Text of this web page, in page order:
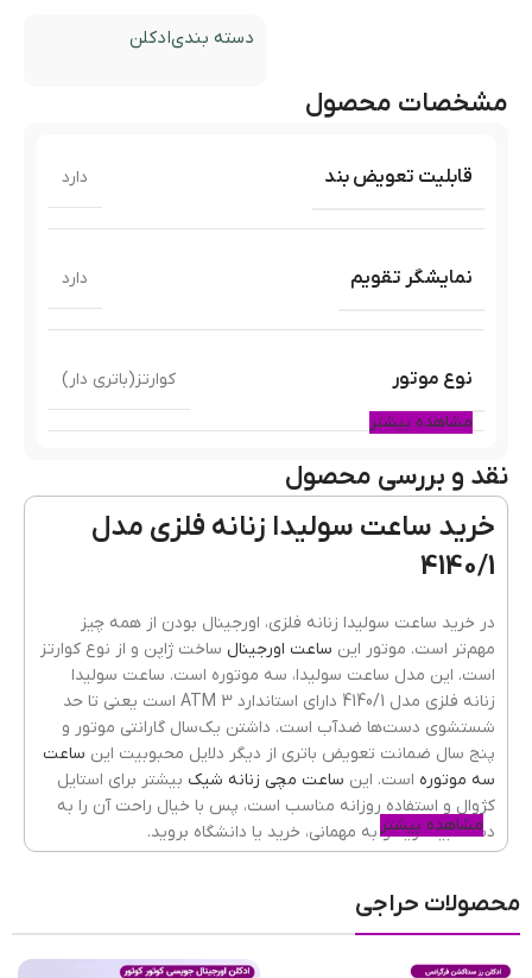
دسته بندیادکلن
مشخصات محصول
قابلیت تعویض بند دارد
نمایشگر تقویم دارد
نوع موتور کوارتز(باتری دار)
رنگ قاب
جنس قاب
رنگ بند نقره ای طلایی
جنسیت ساعت زنانه
مشاهده بیشتر
نقد و بررسی محصول
خرید ساعت سولیدا زنانه فلزی مدل
4140/1
در خرید ساعت سولیدا زنانه فلزی، اورجینال بودن از همه چیز
مهم‌تر است. موتور این ساعت اورجینال ساخت ژاپن و از نوع کوارتز
است. این مدل ساعت سولیدا، سه موتوره است. ساعت سولیدا
زنانه فلزی مدل 4140/1 دارای استاندارد 3 ATM است یعنی تا حد
شستشوی دست‌ها ضدآب است. داشتن یک‌سال گارانتی موتور و
پنج سال ضمانت تعویض باتری از دیگر دلایل محبوبیت این ساعت
سه موتوره است. این ساعت مچی زنانه شیک بیشتر برای استایل
کژوال و استفاده روزانه مناسب است، پس با خیال راحت آن را به
دست بیندازید و به مهمانی، خرید یا دانشگاه بروید.
مشاهده بیشتر
محصولات حراجی